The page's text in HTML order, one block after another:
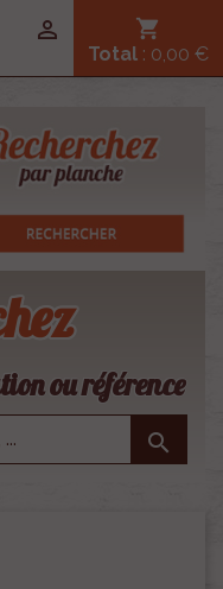
shopping_cart
Total : 0,00 €

ou référence
